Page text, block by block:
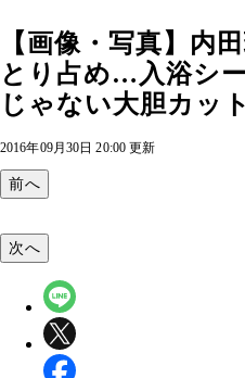
【画像・写真】内
とり占め…入浴シ
じゃない大胆カッ
2016年09月30日 20:00 更新
前へ
次へ